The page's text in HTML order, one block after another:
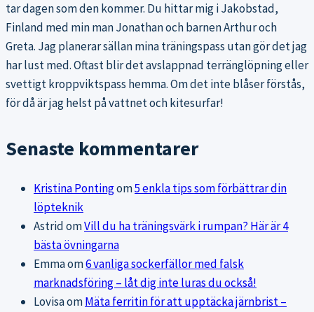
tar dagen som den kommer. Du hittar mig i Jakobstad,
Finland med min man Jonathan och barnen Arthur och
Greta. Jag planerar sällan mina träningspass utan gör det jag
har lust med. Oftast blir det avslappnad terränglöpning eller
svettigt kroppviktspass hemma. Om det inte blåser förstås,
för då är jag helst på vattnet och kitesurfar!
Senaste kommentarer
Kristina Pontingom5 enkla tips som förbättrar din
löpteknik
AstridomVill du ha träningsvärk i rumpan? Här är 4
bästa övningarna
Emmaom6 vanliga sockerfällor med falsk
marknadsföring – låt dig inte luras du också!
LovisaomMäta ferritin för att upptäcka järnbrist –